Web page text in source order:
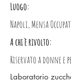
Luogo:
Napoli, Mensa
A chi è rivolto:
Riservato a donne e
Laboratorio